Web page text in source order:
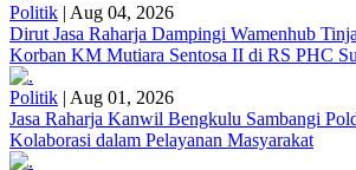
Politik | Aug 04, 2026
Dirut Jasa Raharja Dampingi Wamenhub
Korban KM Mutiara Sentosa II di RS PHC
Politik | Aug 01, 2026
Jasa Raharja Kanwil Bengkulu Sambangi
Kolaborasi dalam Pelayanan Masyarakat